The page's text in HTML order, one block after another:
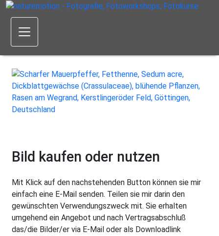
Bild kaufen oder nutzen
Mit Klick auf den nachstehenden Button können sie mir
einfach eine E-Mail senden. Teilen sie mir darin den
gewünschten Verwendungszweck mit. Sie erhalten
umgehend ein Angebot und nach Vertragsabschluß
das/die Bilder/er via E-Mail oder als Downloadlink